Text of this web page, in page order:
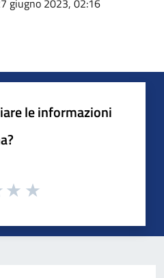
le informazioni